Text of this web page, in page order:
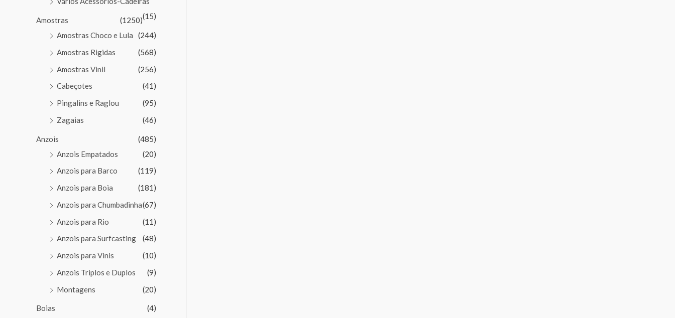
(15)
Amostras
(1250)
Amostras Choco e Lula
(244)
Amostras Rigidas
(568)
Amostras Vinil
(256)
Cabeçotes
(41)
Pingalins e Raglou
(95)
Zagaias
(46)
Anzois
(485)
Anzois Empatados
(20)
Anzois para Barco
(119)
Anzois para Boia
(181)
Anzois para Chumbadinha(67)
Anzois para Rio
(11)
Anzois para Surfcasting
(48)
Anzois para Vinis
(10)
Anzois Triplos e Duplos
(9)
Montagens
(20)
Boias
(4)